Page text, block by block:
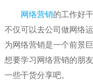
网络营销的工作好
不仅可以去公司做网络
为网络营销是一个前景
想要学习网络营销的朋
一些干货分享吧。